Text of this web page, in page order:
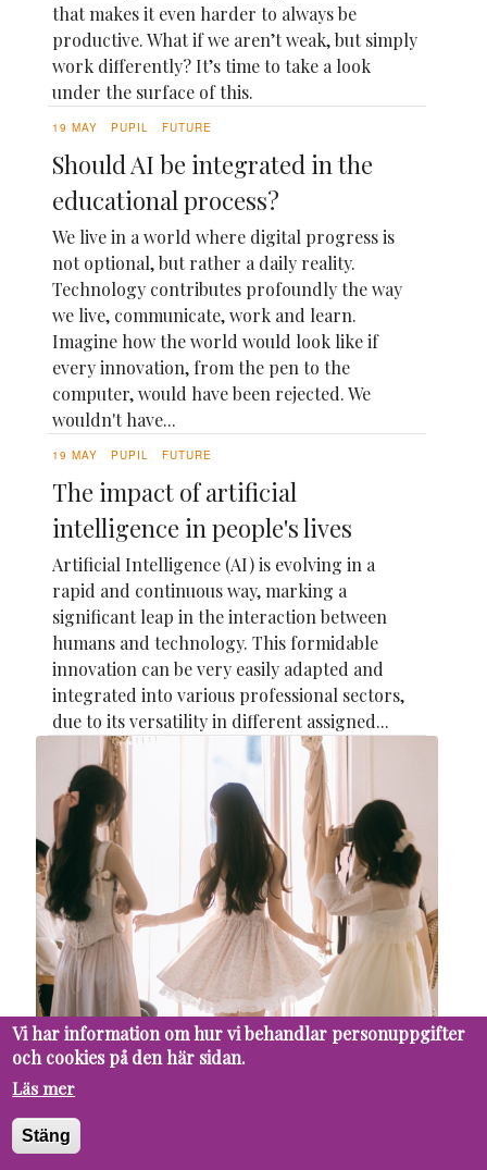
that makes it even harder to always be
productive. What if we aren’t weak, but simply
work differently? It’s time to take a look
under the surface of this.
19 MAY PUPIL FUTURE
Should AI be integrated in the
educational process?
We live in a world where digital progress is
not optional, but rather a daily reality.
Technology contributes profoundly the way
we live, communicate, work and learn.
Imagine how the world would look like if
every innovation, from the pen to the
computer, would have been rejected. We
wouldn't have...
19 MAY PUPIL FUTURE
The impact of artificial
intelligence in people's lives
Artificial Intelligence (AI) is evolving in a
rapid and continuous way, marking a
significant leap in the interaction between
humans and technology. This formidable
innovation can be very easily adapted and
integrated into various professional sectors,
due to its versatility in different assigned...
19 MAY PUPIL SOCIETY
Popularity - Is it really worth it?
When we think of popularity, we tend to
imagine something great and full of benefits:
Vi har information om hur vi behandlar personuppgifter
och cookies på den här sidan.
Läs mer
Stäng